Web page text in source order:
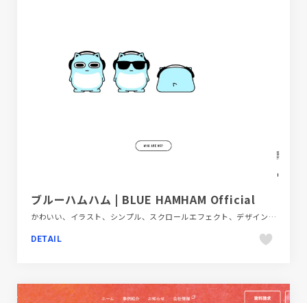
ブルーハムハム | BLUE HAMHAM Official
かわいい、イラスト、シンプル、スクロールエフェクト、デザイン・アート・音楽・文芸、ピンク系、ブランド・サービスサイト、ブルー系、ホワイト系、モーション多め、大きめ写真、手書き・ハンドメイド
DETAIL